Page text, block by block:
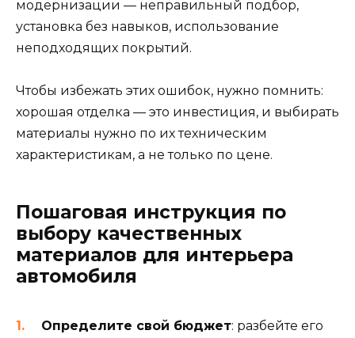
модернизации — неправильный подбор,
установка без навыков, использование
неподходящих покрытий.
Чтобы избежать этих ошибок, нужно помнить:
хорошая отделка — это инвестиция, и выбирать
материалы нужно по их техническим
характеристикам, а не только по цене.
Пошаговая инструкция по
выбору качественных
материалов для интерьера
автомобиля
Определите свой бюджет: разбейте его